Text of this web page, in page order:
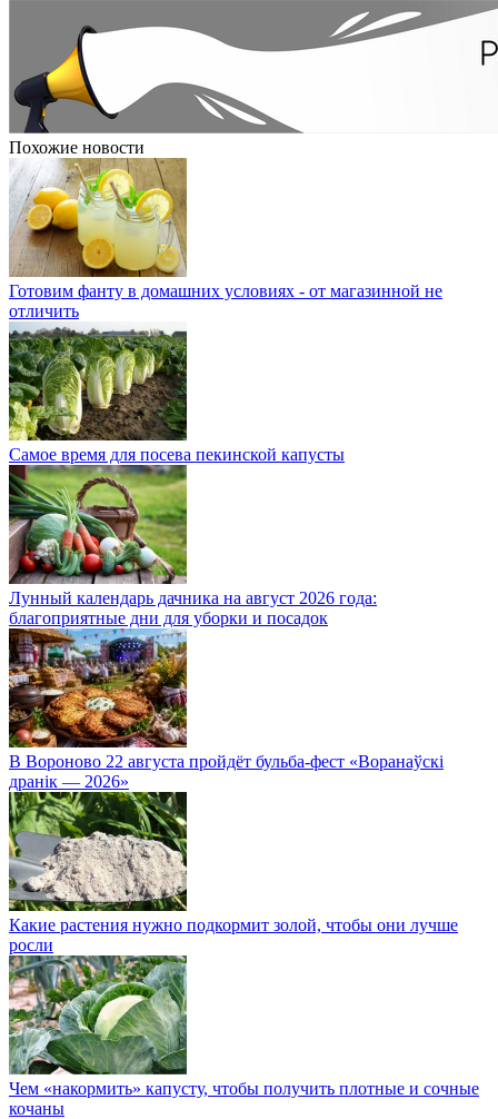
Похожие новости
Готовим фанту в домашних условиях - от магазинной не
отличить
Самое время для посева пекинской капусты
Лунный календарь дачника на август 2026 года:
благоприятные дни для уборки и посадок
В Вороново 22 августа пройдёт бульба-фест «Воранаўскі
дранік — 2026»
Какие растения нужно подкормит золой, чтобы они лучше
росли
Чем «накормить» капусту, чтобы получить плотные и сочные
кочаны